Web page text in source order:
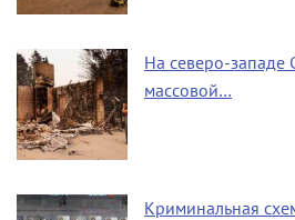
На северо-
массовой…
Криминальная